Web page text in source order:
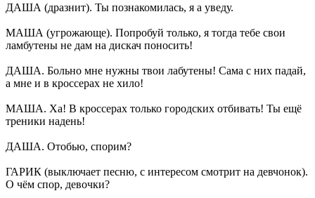
ДАША (дразнит). Ты познакомилась, я а уведу.
МАША (угрожающе). Попробуй только, я тогда тебе свои
ламбутены не дам на дискач поносить!
ДАША. Больно мне нужны твои лабутены! Сама с них падай,
а мне и в кроссерах не хило!
МАША. Ха! В кроссерах только городских отбивать! Ты ещё
треники надень!
ДАША. Отобью, спорим?
ГАРИК (выключает песню, с интересом смотрит на девчонок).
О чём спор, девочки?